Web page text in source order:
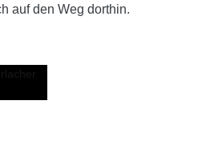
auf den Weg dorthin.